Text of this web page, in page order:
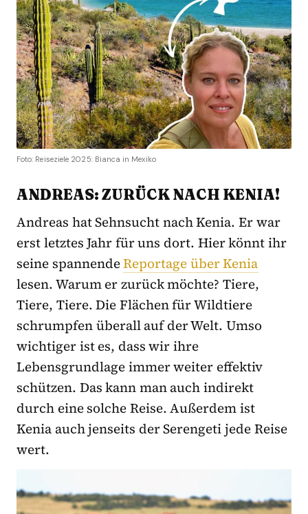
Foto: Reiseziele 2025: Bianca in Mexiko
ANDREAS: ZURÜCK NACH KENIA!
Andreas hat Sehnsucht nach Kenia. Er war
erst letztes Jahr für uns dort. Hier könnt ihr
seine spannendeReportage über Kenia
lesen. Warum er zurück möchte? Tiere,
Tiere, Tiere. Die Flächen für Wildtiere
schrumpfen überall auf der Welt. Umso
wichtiger ist es, dass wir ihre
Lebensgrundlage immer weiter effektiv
schützen. Das kann man auch indirekt
durch eine solche Reise. Außerdem ist
Kenia auch jenseits der Serengeti jede Reise
wert.